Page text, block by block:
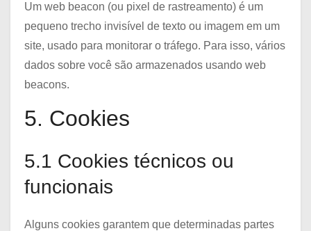
Um web beacon (ou pixel de rastreamento) é um
pequeno trecho invisível de texto ou imagem em um
site, usado para monitorar o tráfego. Para isso, vários
dados sobre você são armazenados usando web
beacons.
5. Cookies
5.1 Cookies técnicos ou
funcionais
Alguns cookies garantem que determinadas partes